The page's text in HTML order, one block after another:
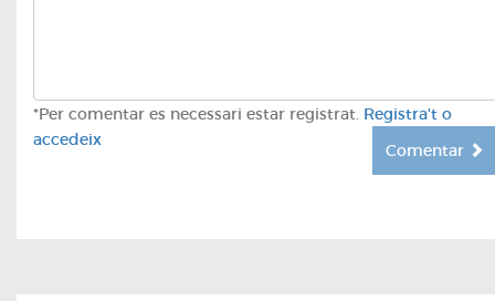
*Per comentar es necessari estar registrat. Registra't o
accedeix
Comentar